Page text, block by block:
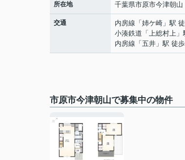
所在地 千葉県市原市今津朝山
交通 内房線 「姉ケ崎 」駅
小湊鉄道 「 上総村上
内房線 「五井 」駅 徒
市原市今津朝山で募集中の物件